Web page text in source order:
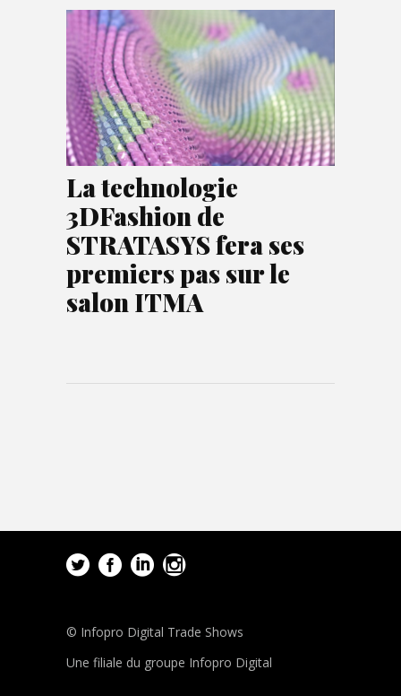
La technologie
3DFashion de
STRATASYS fera ses
premiers pas sur le
salon ITMA
© Infopro Digital Trade Shows
Une filiale du groupe Infopro Digital